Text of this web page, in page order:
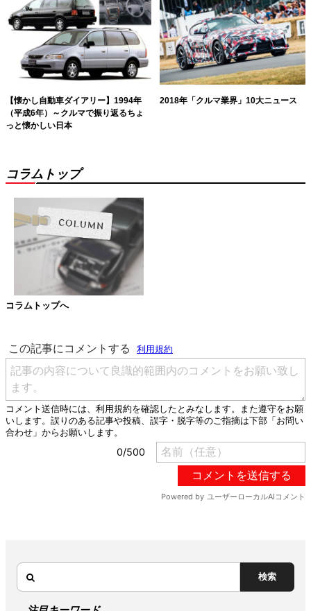
【懐かし自動車ダイアリー】1994年
（平成6年）～クルマで振り返るちょ
っと懐かしい日本
2018年「クルマ業界」10大ニュース
コラムトップ
コラムトップへ
検索